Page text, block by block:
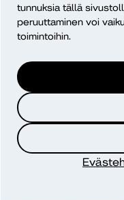
tunnuksia tällä
peruuttaminen voi
toimintoihin.
Kati Komulainen
koulutus